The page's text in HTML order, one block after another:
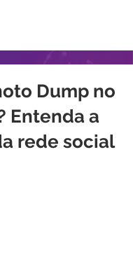
Dump no
Entenda a
rede social